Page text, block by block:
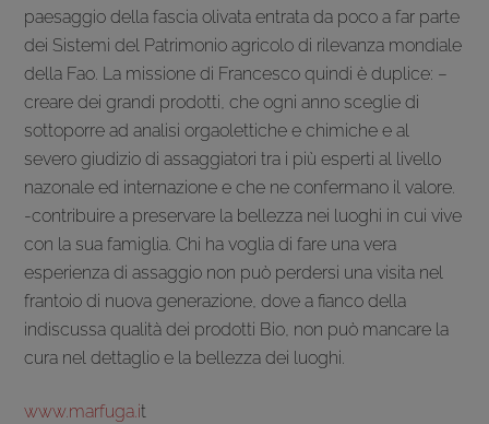
paesaggio della fascia olivata entrata da poco a far parte
dei Sistemi del Patrimonio agricolo di rilevanza mondiale
della Fao. La missione di Francesco quindi è duplice: –
creare dei grandi prodotti, che ogni anno sceglie di
sottoporre ad analisi orgaolettiche e chimiche e al
severo giudizio di assaggiatori tra i più esperti al livello
nazonale ed internazione e che ne confermano il valore.
-contribuire a preservare la bellezza nei luoghi in cui vive
con la sua famiglia. Chi ha voglia di fare una vera
esperienza di assaggio non può perdersi una visita nel
frantoio di nuova generazione, dove a fianco della
indiscussa qualità dei prodotti Bio, non può mancare la
cura nel dettaglio e la bellezza dei luoghi.
www.marfuga.it